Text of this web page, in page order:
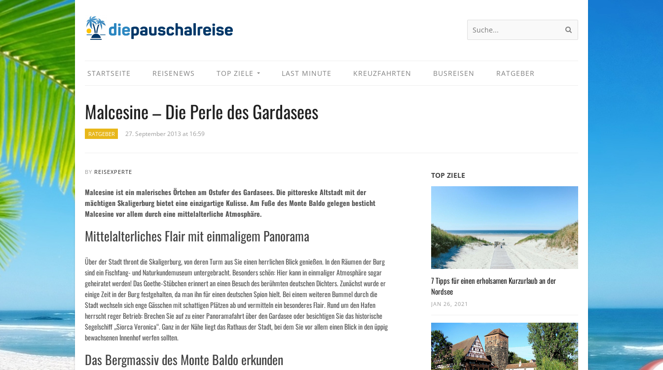
STARTSEITE REISENEWS TOP ZIELE LAST MINUTE KREUZFAHRTEN BUSREISEN RATGEBER
Malcesine – Die Perle des Gardasees
RATGEBER 27. September 2013 at 16:59
BY REISEXPERTE
Malcesine ist ein malerisches Örtchen am Ostufer des Gardasees. Die pittoreske Altstadt mit der
mächtigen Skaligerburg bietet eine einzigartige Kulisse. Am Fuße des Monte Baldo gelegen besticht
Malcesine vor allem durch eine mittelalterliche Atmosphäre.
Mittelalterliches Flair mit einmaligem Panorama
Über der Stadt thront die Skaligerburg, von deren Turm aus Sie einen herrlichen Blick genießen. In den Räumen der Burg
sind ein Fischfang- und Naturkundemuseum untergebracht. Besonders schön: Hier kann in einmaliger Atmosphäre sogar
geheiratet werden! Das Goethe-Stübchen erinnert an einen Besuch des berühmten deutschen Dichters. Zunächst wurde er
einige Zeit in der Burg festgehalten, da man ihn für einen deutschen Spion hielt. Bei einem weiteren Bummel durch die
Stadt wechseln sich enge Gässchen mit schattigen Plätzen ab und vermitteln ein besonderes Flair. Rund um den Hafen
herrscht reger Betrieb: Brechen Sie auf zu einer Panoramafahrt über den Gardasee oder besichtigen Sie das historische
Segelschiff „Siorca Veronica“. Ganz in der Nähe liegt das Rathaus der Stadt, bei dem Sie vor allem einen Blick in den üppig
bewachsenen Innenhof werfen sollten.
Das Bergmassiv des Monte Baldo erkunden
TOP ZIELE
7 Tipps für einen erholsamen Kurzurlaub an der
Nordsee
JAN 26, 2021